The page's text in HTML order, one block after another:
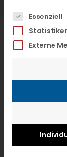
Es folgt
Essenziell
Externe